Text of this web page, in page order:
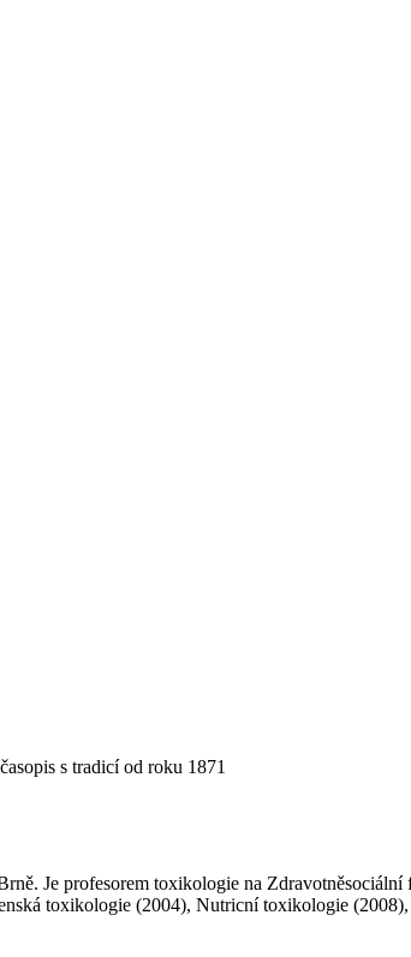
s tradicí od roku 1871
Je profesorem toxikologie na
toxikologie (2004), Nutricní toxikologie